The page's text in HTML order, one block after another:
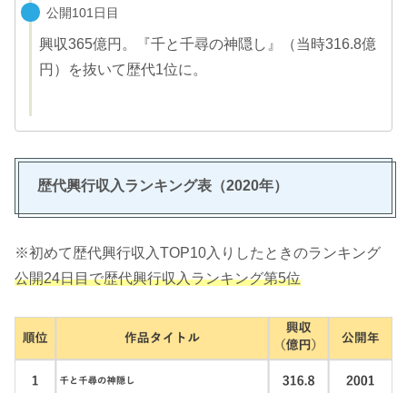
公開101日目
興収365億円。『千と千尋の神隠し』（当時316.8億
円）を抜いて歴代1位に。
歴代興行収入ランキング表（2020年）
※初めて歴代興行収入TOP10入りしたときのランキング
公開24日目で歴代興行収入ランキング第5位